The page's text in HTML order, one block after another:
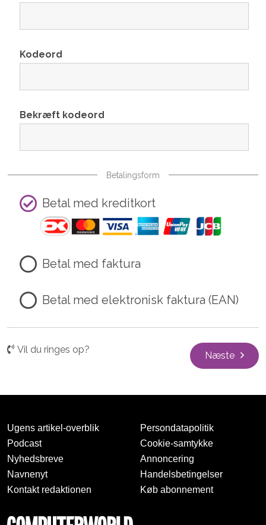
Kodeord
Bekræft kodeord
Betalingsform
Betal med kreditkort
Betal med faktura
Betal med elektronisk faktura (EAN)
Vil du ringes op?
Næste
Ugens artikel-overblik
Podcast
Nyhedsbreve
Navnenyt
Kontakt redaktionen
Persondatapolitik
Cookie-samtykke
Annoncering
Handelsbetingelser
Køb abonnement